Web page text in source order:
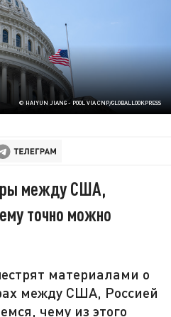
© HAIYUN JIANG - POOL VIA CNP/GLOBALLOOKPRESS
между США,
точно можно
материалами о
между США, Россией
чему из этого